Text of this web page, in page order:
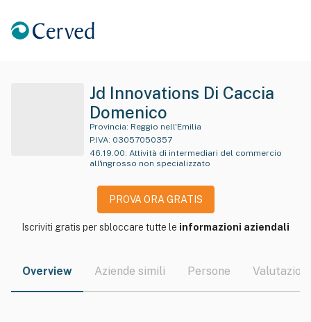
Jd Innovations Di Caccia
Domenico
Provincia: Reggio nell'Emilia
P.IVA: 03057050357
46.19.00: Attività di intermediari del commercio
all'ingrosso non specializzato
PROVA ORA GRATIS
Iscriviti gratis per sbloccare tutte le informazioni aziendali
Overview Aziende simili Persone Valutazioni